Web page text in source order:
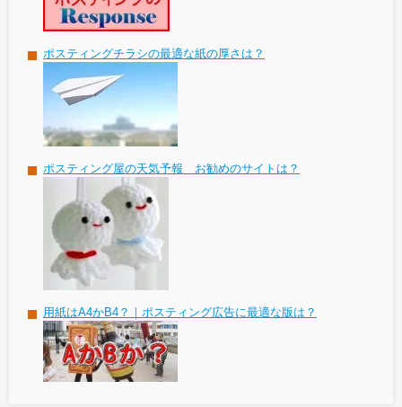
ポスティングチラシの最適な紙の厚さは？
ポスティング屋の天気予報 お勧めのサイトは？
用紙はA4かB4？｜ポスティング広告に最適な版は？